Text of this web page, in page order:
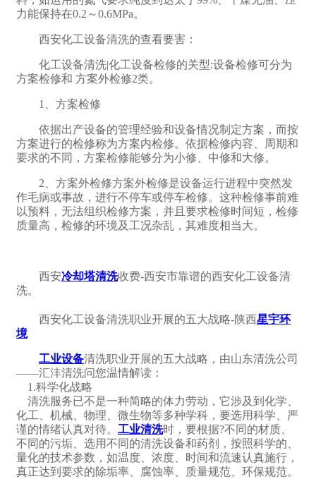
力能保持在0.2～0.6MPa。
西安化工设备清洗的查看要害：
化工设备清洗|化工设备检修的关型:设备检修可分为
方案检修和 方案外检修2类。
1、方案检修
依据出产设备的管理经验和设备情况制定方案，而按
方案进行的检修称为方案内检修。依据检修内容、周期和
要求的不同，方案检修能够分为小修、中修和大修。
2、方案外检修方案外检修是设备运行进程中突然发
作毛病或事故，进行不停车或停车检修。这种检修事前难
以预料，无法组织检修方案，并且要求检修时间短，检修
质量高，检修的环境及工况杂乱，其难度相当大。
西安冷却塔清洗收费-西安市靠谱的西安化工设备清
洗。
西安化工设备清洗职业开展的五大战略-陕西星宇环
境
工业设备清洗职业开展的五大战略，由山东清洗公司
——汇沣清洗问您温情解读：
1.科学化战略
清洗服务已不是一种简略的体力劳动，它涉及到化学、
化工、机械、物理、微生物等多种学科，要选用科学、严
谨的情绪认真对待。 工业清洗时，要根据?不同的材质、
不同的污垢、选用不同的清洗设备和药剂，按照科学的、
量化的技术参数，如温度、浓度、时间和流速认真施行，
真正达到要求的除垢率、腐蚀率、质量规范、环保规范。